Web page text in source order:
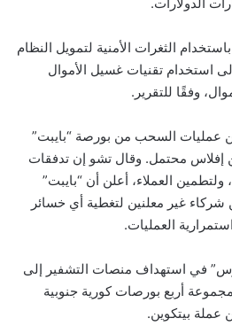
الدولارات.
الثغرات الأمنية لتمويل النظام
استخدام تقنيات غسيل الأموال
وفقًا للتقرير.
عمليات السحب من بورصة “بايبت”
محتمل. وقال تشو إن تدفقات
العملاء، أعلن أن “بايبت”
غير معلنين لتغطية أي خسائر
العمليات.
في استهداف منصات التشفير إلى
المجموعة أربع بورصات كورية جنوبية